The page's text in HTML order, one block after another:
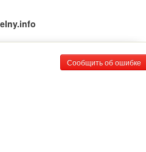
Сообщить об ошибке